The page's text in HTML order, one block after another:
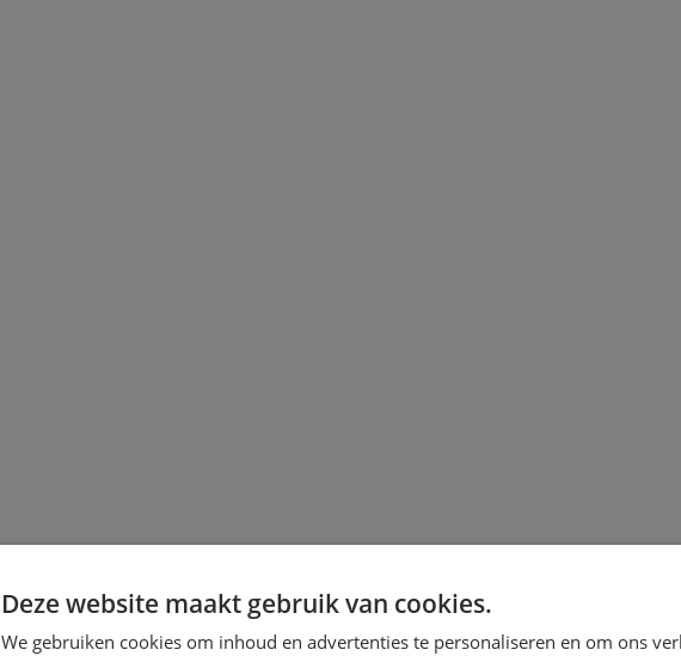
Deze website maakt gebruik van cookies.
We gebruiken cookies om inhoud en advertenties te personaliseren en om ons